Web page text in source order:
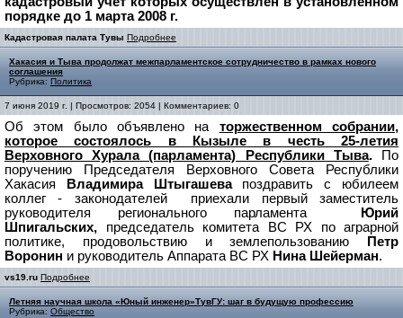
порядке до 1 марта 2008 г.
Кадастровая палата Тувы Подробнее
Хакасия и Тыва продолжат межпарламентское сотрудничество в рамках нового
соглашения
Рубрика: Политика
7 июня 2019 г. | Просмотров: 2054 | Комментариев: 0
Об этом было объявлено на торжественном собрании,
которое состоялось в Кызыле в честь 25-летия
Верховного Хурала (парламента) Республики Тыва.
По
поручению Председателя Верховного Совета Республики
Хакасия
Владимира Штыгашевапоздравить с юбилеем
коллег - законодателей приехали первый заместитель
руководителя регионального парламента
Юрий
Шпигальских, председатель комитета ВС РХ по аграрной
политике, продовольствию и землепользованию
Петр
Воронин и руководитель Аппарата ВС РХ Нина Шейерман.
vs19.ru Подробнее
Летняя научная школа «Юный инженер»ТувГУ: шаг в будущую профессию
Рубрика: Общество